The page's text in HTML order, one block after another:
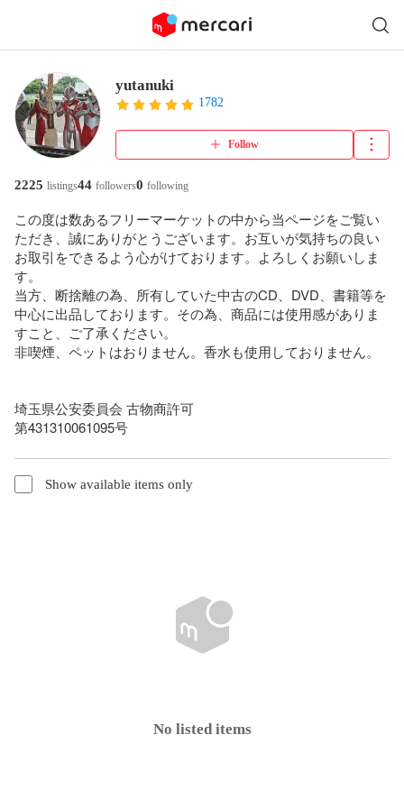
yutanuki
1782
Follow
2225 listings44 followers0 following
この度は数あるフリーマーケットの中から当ページをご覧い
ただき、誠にありがとうございます。お互いが気持ちの良い
お取引をできるよう心がけております。よろしくお願いしま
す。
当方、断捨離の為、所有していた中古のCD、DVD、書籍等を
中心に出品しております。その為、商品には使用感がありま
すこと、ご了承ください。
非喫煙、ペットはおりません。香水も使用しておりません。
埼玉県公安委員会 古物商許可
第431310061095号
Show available items only
No listed items